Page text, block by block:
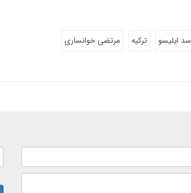
سد ایلیسو ترکیه مرتضی خوانساری